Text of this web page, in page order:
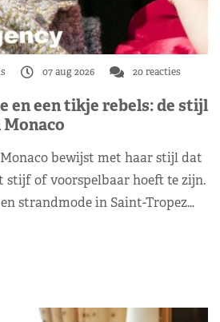
07 aug 2026 20 reacties
en een tikje rebels: de stijl
bewijst met haar stijl dat
stijf of voorspelbaar hoeft te zijn.
strandmode in Saint-Tropez…